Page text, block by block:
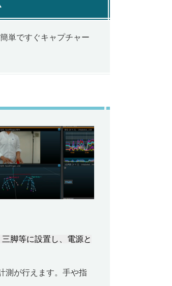
単ですぐキャプチャー
脚等に設置し、電源と
測が行えます。手や指